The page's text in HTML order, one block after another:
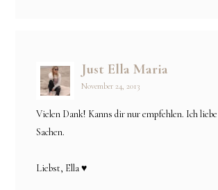
Just Ella Maria
November 24, 2013
Vielen Dank! Kanns dir nur empfehlen. Ich
Sachen.
Liebst, Ella ♥